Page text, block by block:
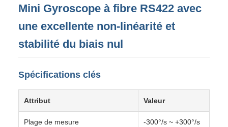
Mini Gyroscope à fibre RS422 avec
une excellente non-linéarité et
stabilité du biais nul
Spécifications clés
Attribut Valeur
Plage de mesure -300°/s ~ +300°/s